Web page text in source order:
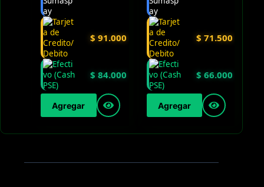
$ 91.000
$ 84.000
Agregar
$ 71.500
$ 66.000
Agregar